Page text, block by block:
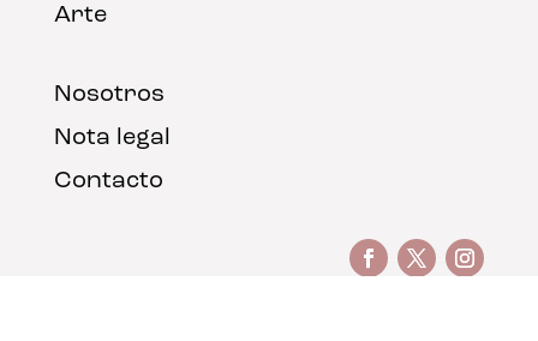
Arte
Nosotros
Nota legal
Contacto